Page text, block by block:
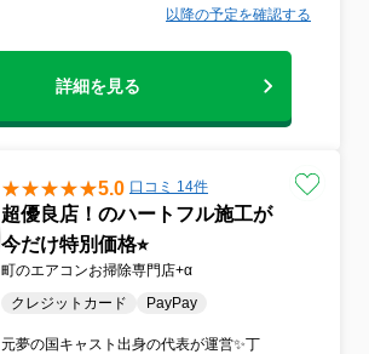
軟な対応とサービス精神を大切にしていま
す。■丁寧な作業をお約束します。■専門店
いたします。仕上がりの違いをぜひご体感
ください。■お掃除に関するお悩みやご相談
改善できた事例が多数ございます。■お客様
のご希望にできる限りお応えできるよう、
柔軟な対応を心がけています。
以降の予定を確認する
詳細を見る
5.0 口コミ 14件
超優良店！のハートフル施工が
今だけ特別価格⭐︎
町のエアコンお掃除専門店+α
クレジットカード
PayPay
元夢の国キャスト出身の代表が運営✨丁